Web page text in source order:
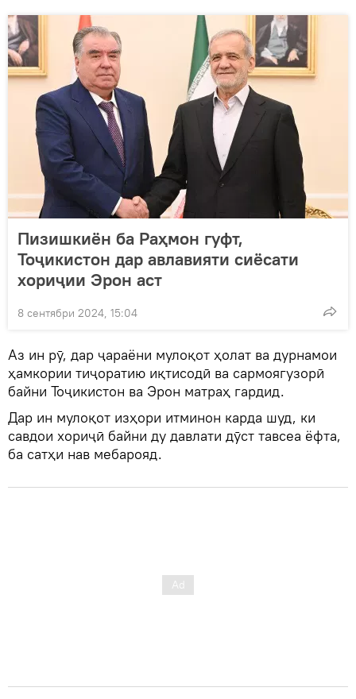
Пизишкиён ба Раҳмон гуфт,
Тоҷикистон дар авлавияти сиёсати
хориҷии Эрон аст
8 сентябри 2024, 15:04
Аз ин рӯ, дар ҷараёни мулоқот ҳолат ва дурнамои
ҳамкории тиҷоратию иқтисодӣ ва сармоягузорӣ
байни Тоҷикистон ва Эрон матраҳ гардид.
Дар ин мулоқот изҳори итминон карда шуд, ки
савдои хориҷӣ байни ду давлати дӯст тавсеа ёфта,
ба сатҳи нав мебарояд.